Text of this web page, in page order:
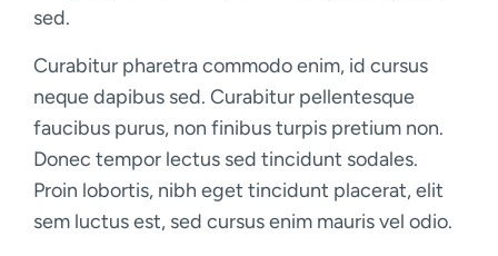
sed.
Curabitur pharetra commodo enim, id cursus
neque dapibus sed. Curabitur pellentesque
faucibus purus, non finibus turpis pretium non.
Donec tempor lectus sed tincidunt sodales.
Proin lobortis, nibh eget tincidunt placerat, elit
sem luctus est, sed cursus enim mauris vel odio.